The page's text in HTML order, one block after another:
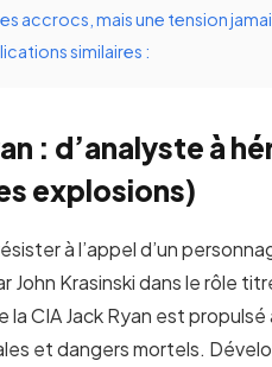
accrocs, mais une tension
similaires :
: d’analyste à
explosions)
à l’appel d’un
John Krasinski dans le rôle
la CIA Jack Ryan est
et dangers mortels.